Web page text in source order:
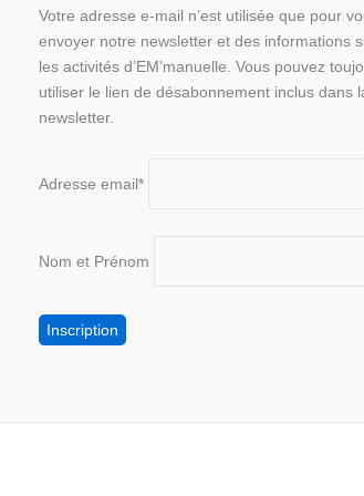
Votre adresse e-mail n’est utilisée que pour
envoyer notre newsletter et des informations
les activités d’EM’manuelle. Vous pouvez
utiliser le lien de désabonnement inclus dans
newsletter.
Adresse email*
Nom et Prénom